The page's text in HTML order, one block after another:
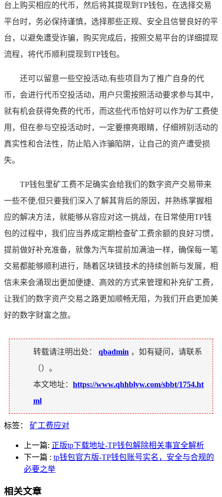
台上购买相应的代币，然后将其提现到TP钱包，在选择交易
平台时，务必保持谨慎，选择那些正规、安全且信誉良好的平
台，以避免遭受诈骗，购买完成后，按照交易平台的详细提现
流程，将代币顺利提现到TP钱包。
还可以留意一些空投活动,有些项目为了推广自身的代
币，会进行代币空投活动，用户只需按照活动要求参与其中，
就有机会获得免费的代币，而这些代币恰好可以作为矿工费使
用，但在参与空投活动时，一定要擦亮眼睛，仔细辨别活动的
真实性和合法性，防止陷入诈骗陷阱，让自己的资产遭受损
失。
TP钱包里矿工费不足确实会给我们的数字资产交易带来
一些不便,但只要我们深入了解其背后的原因，并熟练掌握相
应的解决方法，就能够从容应对这一挑战，在日常使用TP钱
包的过程中，我们应当养成定期检查矿工费余额的良好习惯，
提前做好补充准备，就像为汽车提前加满油一样，确保每一笔
交易都能够顺利进行，随着区块链技术的持续创新与发展，相
信未来会涌现出更加便捷、高效的方式来管理和补充矿工费，
让我们的数字资产交易之路更加顺畅无阻，为我们开启更加美
好的数字财富之旅。
转载请注明出处： qbadmin ，如有疑问，请联系
（）。
本文地址： https://www.qhhblyw.com/sbbt/1754.ht
ml
标签： 矿工费应对
上一篇: 正版tp下载地址-TP钱包解除相关事宜全解析
下一篇 : tp钱包官方版-TP钱包账号实名，安全与合规的
必要之举
相关文章